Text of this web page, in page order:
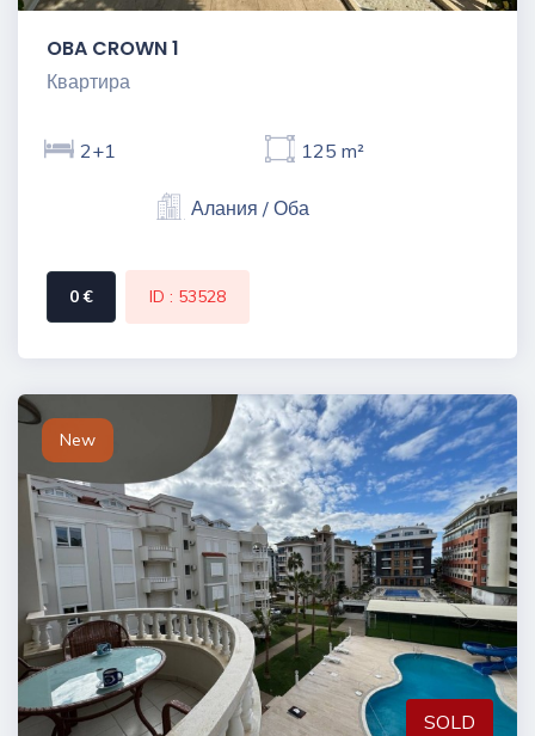
OBA CROWN 1
Квартира
2+1 125 m²
Алания / Оба
0 € ID : 53528
New
SOLD